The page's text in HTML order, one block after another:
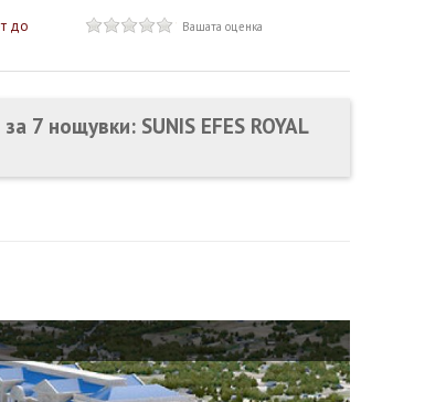
до
Вашата оценка
7 нощувки: SUNIS EFES ROYAL